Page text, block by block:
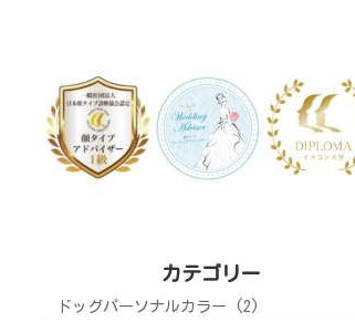
カテゴリー
ドッグパーソナルカラー (2)